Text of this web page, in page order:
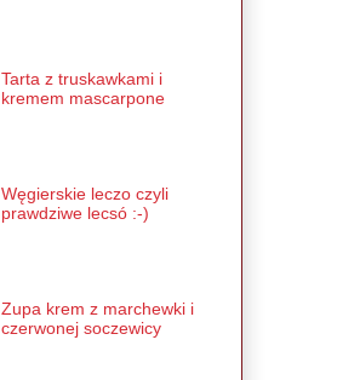
Tarta z truskawkami i
kremem mascarpone
Węgierskie leczo czyli
prawdziwe lecsó :-)
Zupa krem z marchewki i
czerwonej soczewicy